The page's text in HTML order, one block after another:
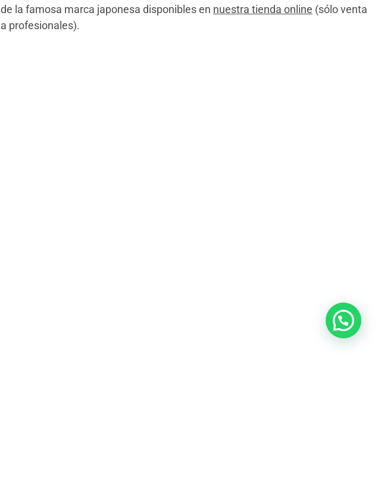
de la famosa marca japonesa disponibles en nuestra tienda online (sólo venta
a profesionales).